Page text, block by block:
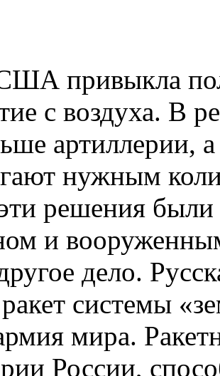
привыкла
с воздуха. В
артиллерии,
нужным
решения
и
дело.
системы
мира.
России,